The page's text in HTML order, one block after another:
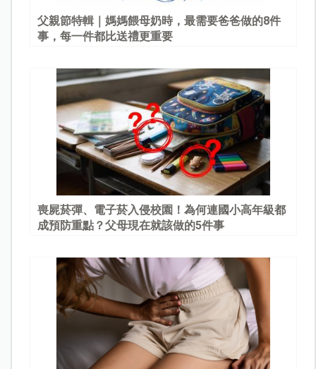
父親節特輯｜媽媽餵母奶時，最需要爸爸做的8件
事，每一件都比送禮更重要
喪屍菸彈、電子菸入侵校園！為何連國小高年級都
成預防重點？父母現在就該做的5件事